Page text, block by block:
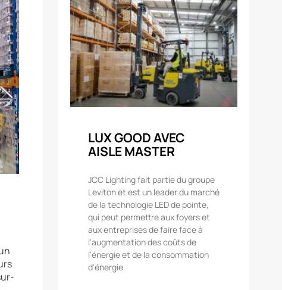
LUX GOOD AVEC
AISLE MASTER
JCC Lighting fait partie du groupe
Leviton et est un leader du marché
de la technologie LED de pointe,
qui peut permettre aux foyers et
aux entreprises de faire face à
l'augmentation des coûts de
l'énergie et de la consommation
d'énergie.